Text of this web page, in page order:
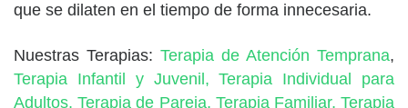
que se dilaten en el tiempo de forma innecesaria.
Nuestras Terapias: Terapia de Atención Temprana,
Terapia Infantil y Juvenil,Terapia Individual para
Adultos,Terapia de Pareja, Terapia Familiar,Terapia